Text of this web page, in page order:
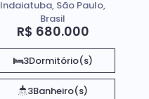
Indaiatuba, Sp
R$ 680.000
Indaiatuba, São Paulo,
Brasil
3Dormitório(s)
3Banheiro(s)